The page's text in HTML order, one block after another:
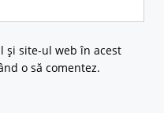
și site-ul web în acest
o să comentez.